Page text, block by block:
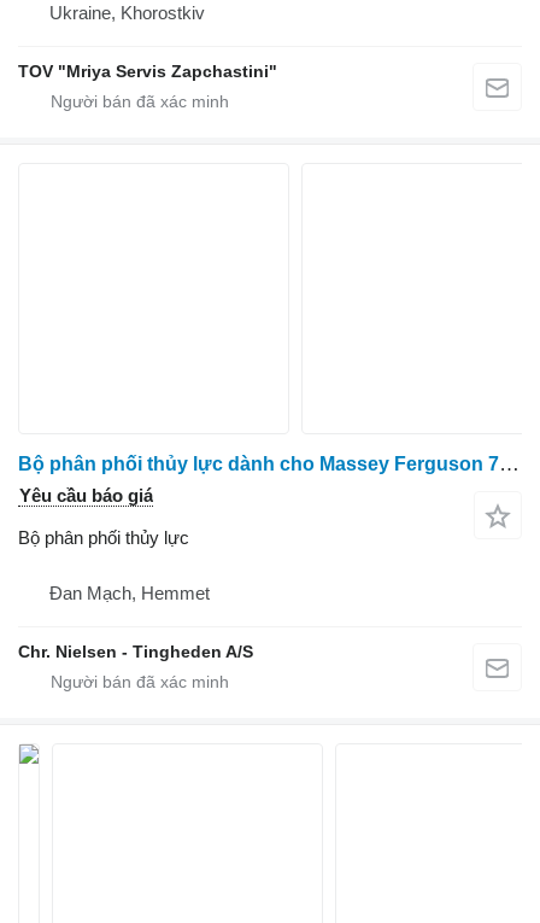
Ukraine, Khorostkiv
TOV "Mriya Servis Zapchastini"
Bộ phân phối thủy lực dành cho Massey Ferguson 7274
Yêu cầu báo giá
Bộ phân phối thủy lực
Đan Mạch, Hemmet
Chr. Nielsen - Tingheden A/S